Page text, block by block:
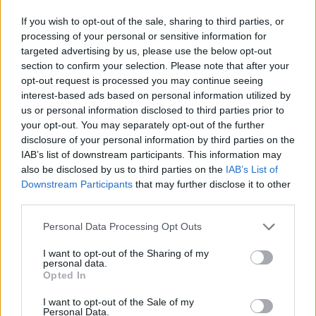
If you wish to opt-out of the sale, sharing to third parties, or
processing of your personal or sensitive information for
targeted advertising by us, please use the below opt-out
section to confirm your selection. Please note that after your
opt-out request is processed you may continue seeing
interest-based ads based on personal information utilized by
us or personal information disclosed to third parties prior to
your opt-out. You may separately opt-out of the further
disclosure of your personal information by third parties on the
IAB’s list of downstream participants. This information may
also be disclosed by us to third parties on the IAB’s List of
Downstream Participants that may further disclose it to other
Please note that this website/app uses one or more Google
not limited to your visit or usage behaviour. You may click to
grant or deny consent to Google and its third-party tags to
use your data for below specified purposes in below Google
consent section.
Personal Data Processing Opt Outs
I want to opt-out of the Sharing of my
personal data.
Opted In
I want to opt-out of the Sale of my
Personal Data.
szezonhoz. Folyamatosan szivárognak ki a friss
divathadjáratok képei, és bizony szinte túlzás nélkül
állítható, hogy minden második, harmadik divatház
Gigivel, vagy Gigivel is hirdeti legújabb…